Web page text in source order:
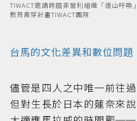
TIWACT邀請跨國非營利組織「遠山呼喚
教育青芽計畫TIWACT團隊
台馬的文化差異和數位問題
儘管是四人之中唯一前往
但對生長於日本的蓮奈來